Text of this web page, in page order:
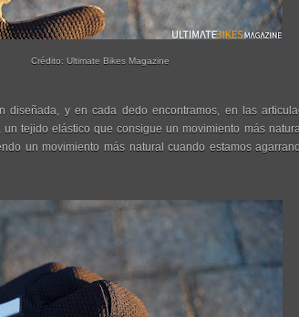
Crédito: Ultimate Bikes Magazine
diseñada, y en cada dedo encontramos, en las
tejido elástico que consigue un movimiento más
un movimiento más natural cuando estamos